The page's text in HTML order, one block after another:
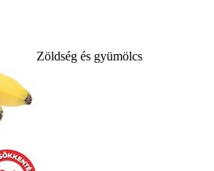
Zöldség és gyümölcs